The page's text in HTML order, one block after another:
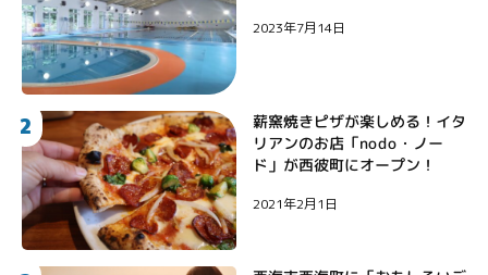
2023年7月14日
2 薪窯焼きピザが楽しめる！イタ
リアンのお店「nodo・ノー
ド」が西彼町にオープン！
2021年2月1日